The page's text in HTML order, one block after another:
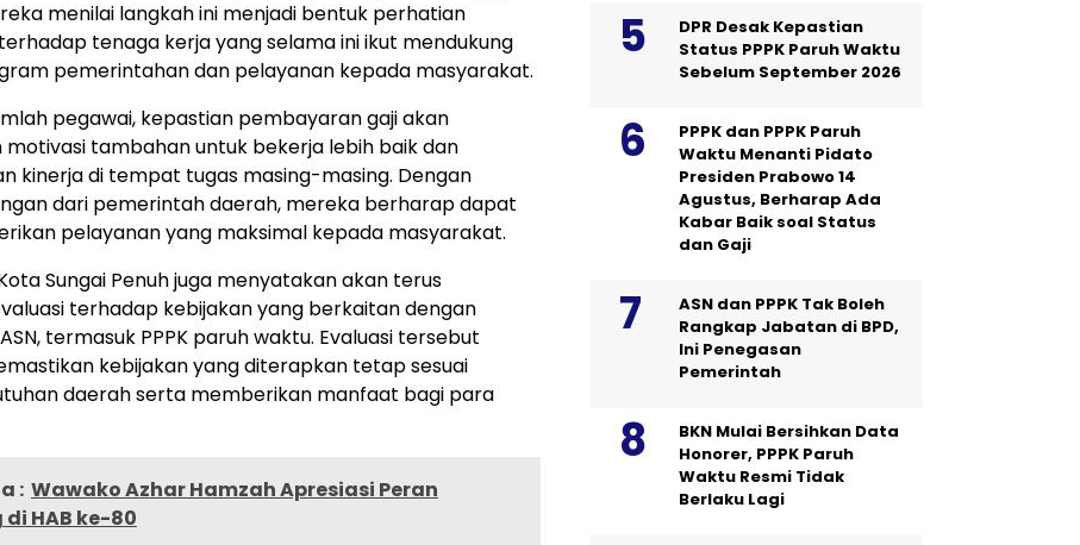
menilai langkah ini menjadi bentuk perhatian
tenaga kerja yang selama ini ikut mendukung
pemerintahan dan pelayanan kepada masyarakat.
pegawai, kepastian pembayaran gaji akan
tambahan untuk bekerja lebih baik dan
kinerja di tempat tugas masing-masing. Dengan
dari pemerintah daerah, mereka berharap dapat
pelayanan yang maksimal kepada masyarakat.
Sungai Penuh juga menyatakan akan terus
terhadap kebijakan yang berkaitan dengan
termasuk PPPK paruh waktu. Evaluasi tersebut
kebijakan yang diterapkan tetap sesuai
daerah serta memberikan manfaat bagi para
: Wawako Azhar Hamzah Apresiasi Peran
HAB ke-80
DPR Desak Kepastian
Status PPPK Paruh Waktu
Sebelum September 2026
PPPK dan PPPK Paruh
Waktu Menanti Pidato
Presiden Prabowo 14
Agustus, Berharap Ada
Kabar Baik soal Status
dan Gaji
ASN dan PPPK Tak Boleh
Rangkap Jabatan di BPD,
Ini Penegasan
Pemerintah
BKN Mulai Bersihkan Data
Honorer, PPPK Paruh
Waktu Resmi Tidak
Berlaku Lagi